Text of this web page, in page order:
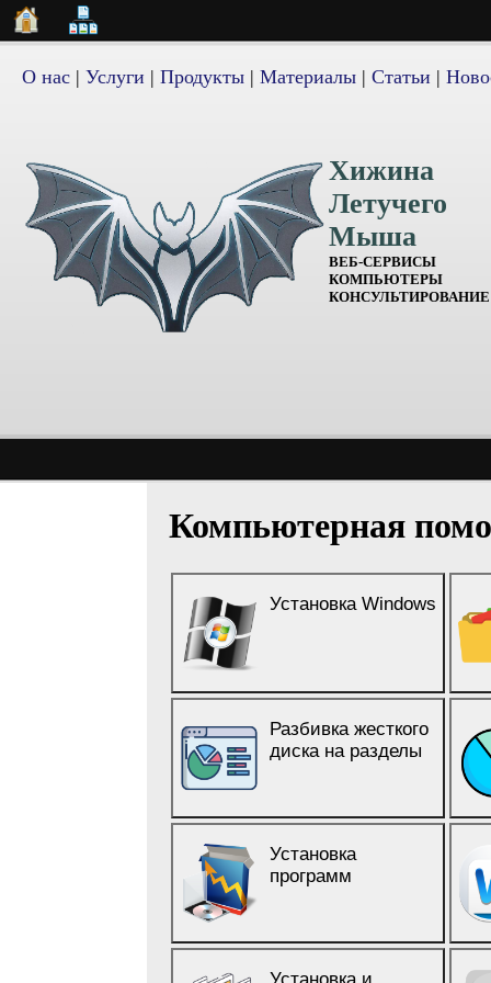
О нас | Услуги | Продукты | Материалы | Статьи |
Хижина
Летучего
Мыша
ВЕБ-СЕРВИСЫ
КОМПЬЮТЕРЫ
КОНСУЛЬТИРОВАНИЕ
Компьютерная
Установка Windows
Разбивка жесткого
диска на разделы
Установка
программ